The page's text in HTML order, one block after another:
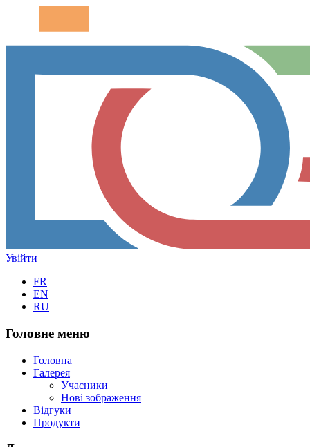
Увійти
FR
EN
RU
Головне меню
Головна
Галерея
Учасники
Нові зображення
Відгуки
Продукти